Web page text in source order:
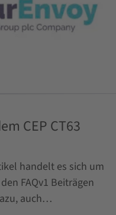
CEP CT63
handelt es sich um
FAQv1 Beiträgen
auch…